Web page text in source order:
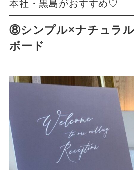
本社・黒島がおすすめ♡
⑧シンプル×ナチュラ
ボード